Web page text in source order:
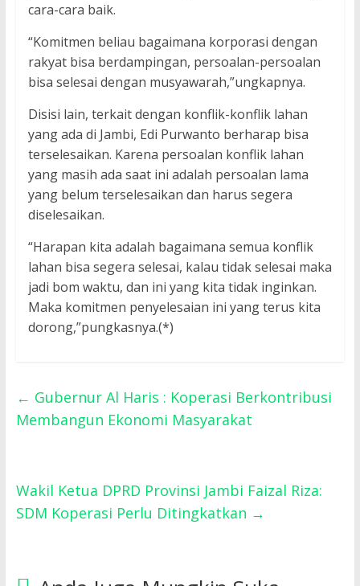
cara-cara baik.
“Komitmen beliau bagaimana korporasi dengan
rakyat bisa berdampingan, persoalan-persoalan
bisa selesai dengan musyawarah,”ungkapnya.
Disisi lain, terkait dengan konflik-konflik lahan
yang ada di Jambi, Edi Purwanto berharap bisa
terselesaikan. Karena persoalan konflik lahan
yang masih ada saat ini adalah persoalan lama
yang belum terselesaikan dan harus segera
diselesaikan.
“Harapan kita adalah bagaimana semua konflik
lahan bisa segera selesai, kalau tidak selesai maka
jadi bom waktu, dan ini yang kita tidak inginkan.
Maka komitmen penyelesaian ini yang terus kita
dorong,”pungkasnya.(*)
← Gubernur Al Haris : Koperasi Berkontribusi
Membangun Ekonomi Masyarakat
Wakil Ketua DPRD Provinsi Jambi Faizal Riza:
SDM Koperasi Perlu Ditingkatkan →